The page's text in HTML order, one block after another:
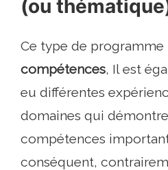
(ou
Ce type de programme
compétences, Il est
eu différentes
domaines qui
compétences
conséquent,